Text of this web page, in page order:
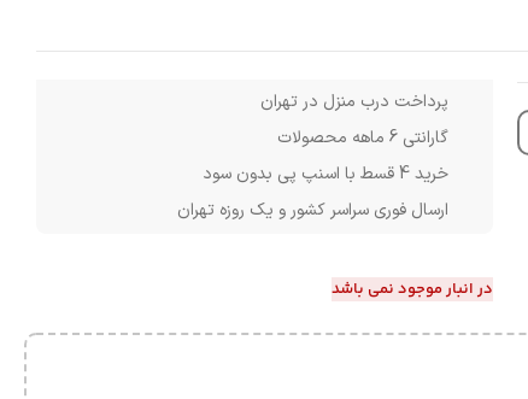
پرداخت درب منزل در تهران
گارانتی 6 ماهه محصولات
خرید 4 قسط با اسنپ پی بدون سود
ارسال فوری سراسر کشور و یک روزه تهران
در انبار موجود نمی باشد